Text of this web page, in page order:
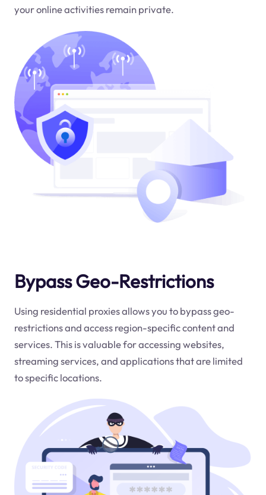
your online activities remain private.
Bypass Geo-Restrictions
Using residential proxies allows you to bypass geo-
restrictions and access region-specific content and
services. This is valuable for accessing websites,
streaming services, and applications that are limited
to specific locations.